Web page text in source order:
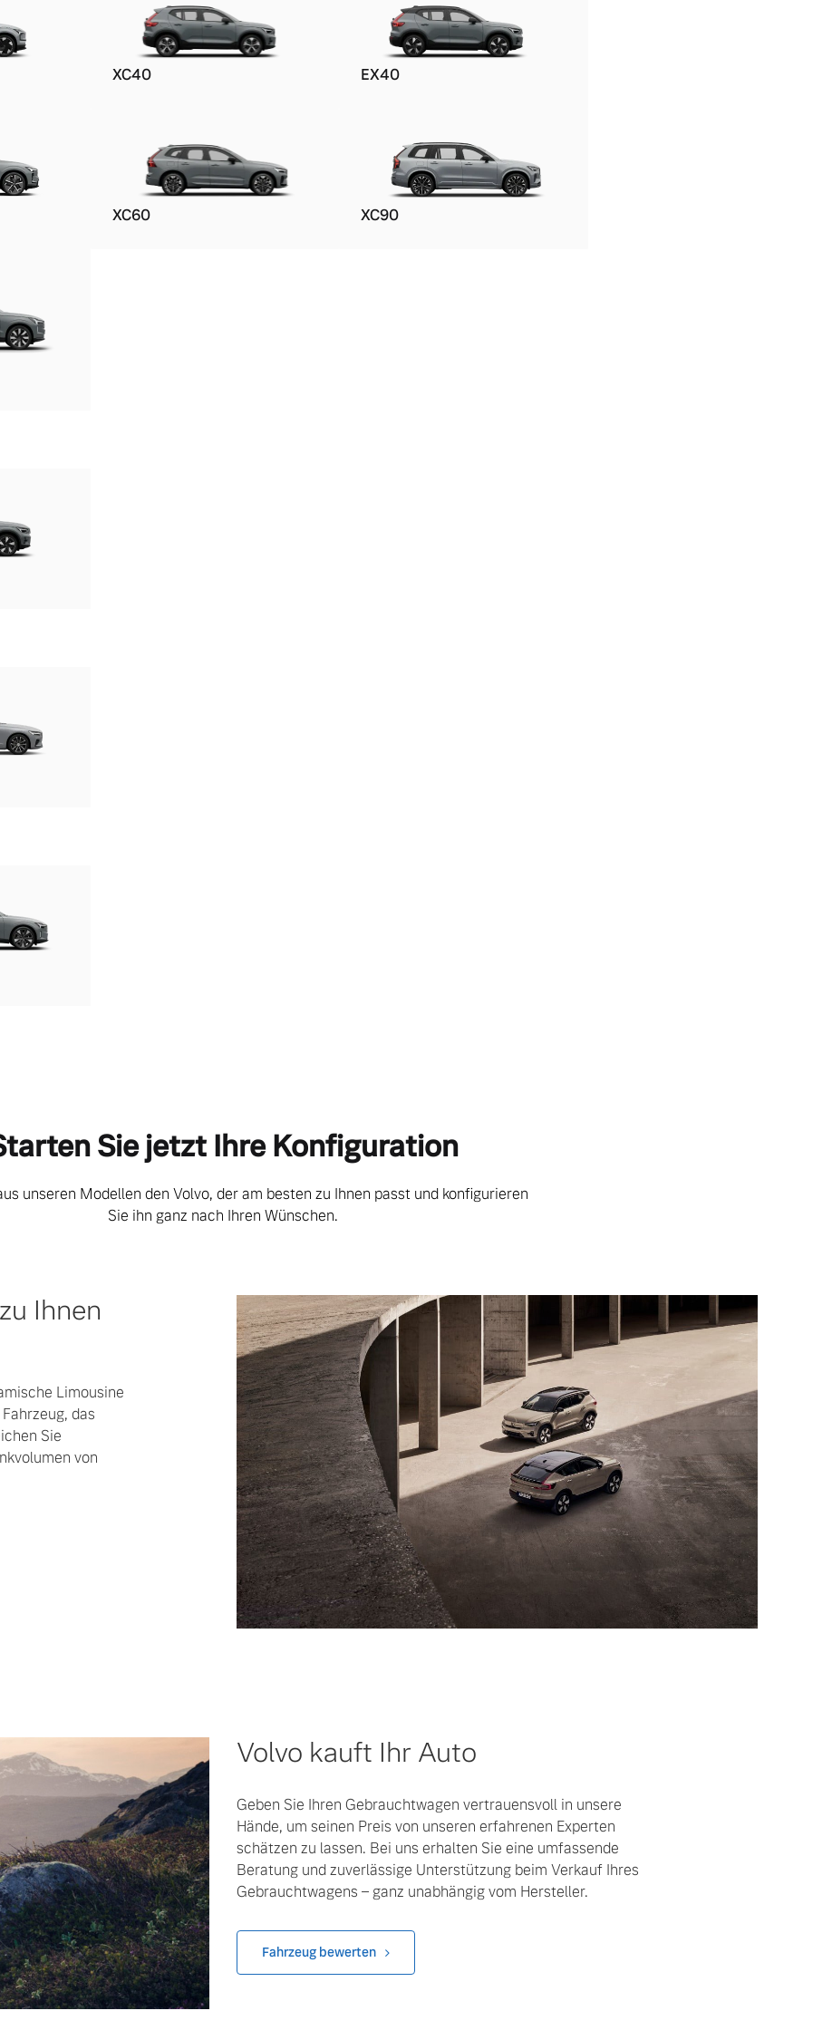
XC40 EX40
XC60 XC90
Sie jetzt Ihre Konfiguration
unseren Modellen den Volvo, der am besten zu Ihnen passt und konfigurieren
Sie ihn ganz nach Ihren Wünschen.
Ihnen
Limousine
das
Sie
von
Volvo kauft Ihr Auto
Geben Sie Ihren Gebrauchtwagen vertrauensvoll in unsere
Hände, um seinen Preis von unseren erfahrenen Experten
schätzen zu lassen. Bei uns erhalten Sie eine umfassende
Beratung und zuverlässige Unterstützung beim Verkauf Ihres
Gebrauchtwagens – ganz unabhängig vom Hersteller.
Fahrzeug bewerten